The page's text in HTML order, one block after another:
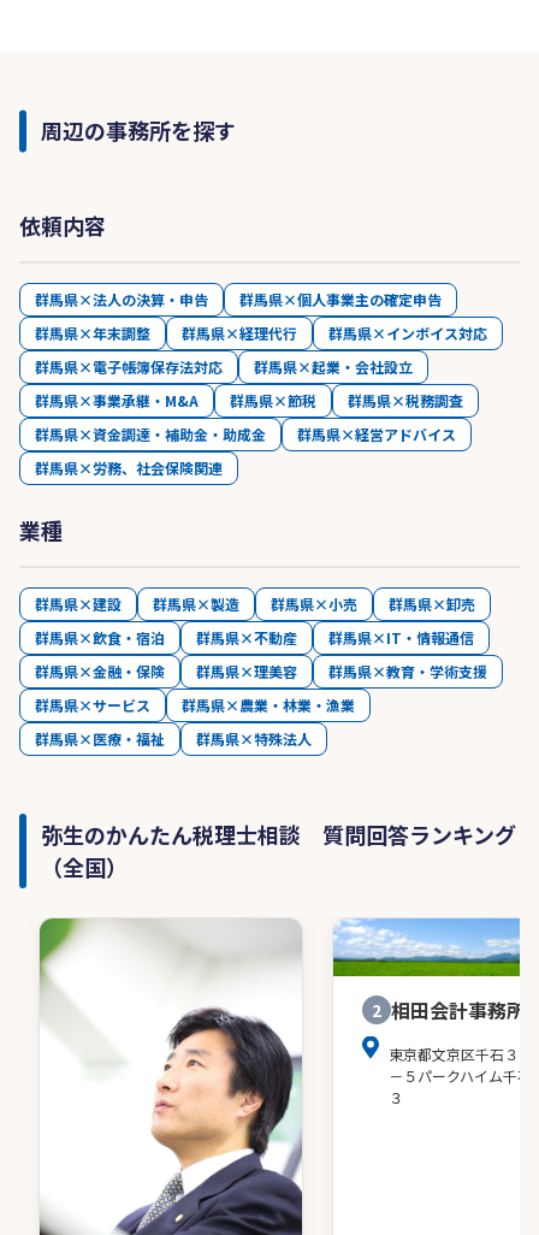
周辺の事務所を探す
依頼内容
群馬県×法人の決算・申告
群馬県×個人事業主の確定申告
群馬県×年末調整
群馬県×経理代行
群馬県×インボイス対応
群馬県×電子帳簿保存法対応
群馬県×起業・会社設立
群馬県×事業承継・M&A
群馬県×節税
群馬県×税務調査
群馬県×資金調達・補助金・助成金
群馬県×経営アドバイス
群馬県×労務、社会保険関連
業種
群馬県×建設 群馬県×製造 群馬県×小売
群馬県×卸売
群馬県×飲食・宿泊
群馬県×不動産
群馬県×IT・情報通信
群馬県×金融・保険
群馬県×理美容
群馬県×教育・学術支援
群馬県×サービス
群馬県×農業・林業・漁業
群馬県×医療・福祉
群馬県×特殊法人
弥生のかんたん税理士相談 質問回答ランキング
（全国）
2 相田会計事務所
東京都文京区千石３－
－５パークハイム千石
３